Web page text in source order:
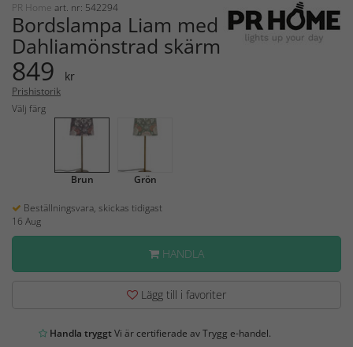
PR Home art. nr: 542294
Bordslampa Liam med
Dahliamönstrad skärm
849 kr
Prishistorik
Välj färg
Brun Grön
Beställningsvara, skickas tidigast
16 Aug
HANDLA
Lägg till i favoriter
Handla tryggtVi är certifierade av Trygg e-handel.